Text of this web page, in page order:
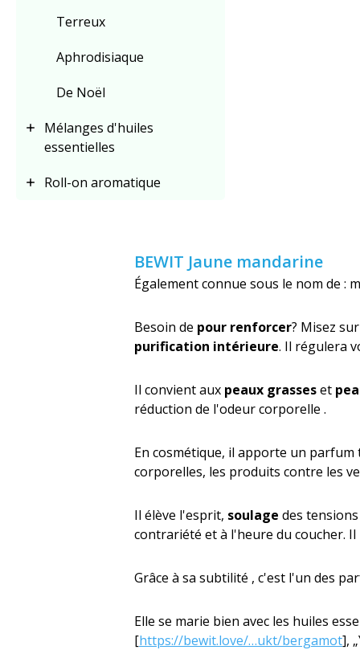
Terreux
Aphrodisiaque
De Noël
Mélanges d'huiles
essentielles
Roll-on aromatique
BEWIT Jaune mandarine
Également connue sous le nom de :
Besoin de pour renforcer? Misez
purification intérieure. Il régulera
Il convient aux peaux grasseset
réduction de l'odeur corporelle .
En cosmétique, il apporte un
corporelles, les produits contre les
Il élève l'esprit, soulage des
contrariété et à l'heure du coucher.
Grâce à sa subtilité , c'est l'un des
Elle se marie bien avec les huiles
[https://bewit.love/…ukt/bergamot],